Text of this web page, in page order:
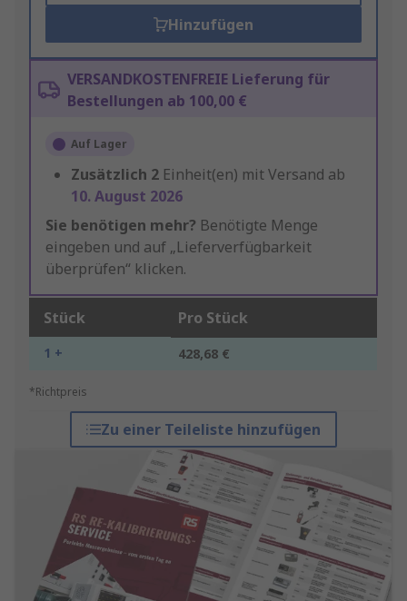
Hinzufügen
VERSANDKOSTENFREIE Lieferung für
Bestellungen ab 100,00 €
Auf Lager
Zusätzlich 2 Einheit(en) mit Versand ab
10. August 2026
Sie benötigen mehr? Benötigte Menge
eingeben und auf „Lieferverfügbarkeit
überprüfen“ klicken.
Stück Pro Stück
1 + 428,68 €
*Richtpreis
Zu einer Teileliste hinzufügen